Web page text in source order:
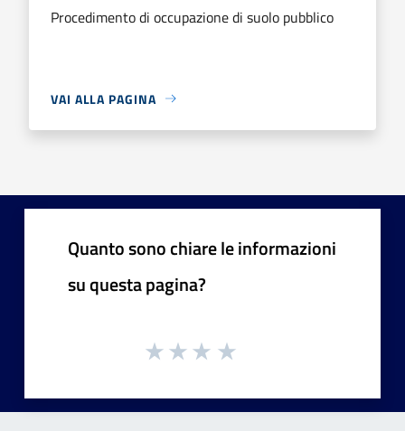
Procedimento di occupazione di suolo pubblico
VAI ALLA PAGINA
Quanto sono chiare le informazioni
su questa pagina?